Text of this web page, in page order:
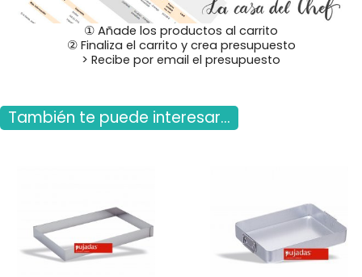
① Añade los productos al carrito
② Finaliza el carrito y crea presupuesto
> Recibe por email el presupuesto
También te puede interesar...